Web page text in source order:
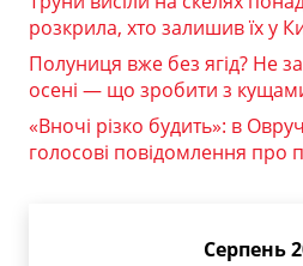
розкрила, хто залишив їх у
Полуниця вже без ягід? Не
осені — що зробити з
«Вночі різко будить»: в
голосові повідомлення про
Серпень